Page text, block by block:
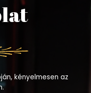
kényelmesen az